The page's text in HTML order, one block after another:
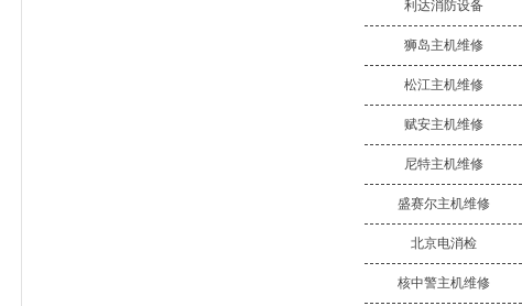
利达消防设备
狮岛主机维修
松江主机维修
赋安主机维修
尼特主机维修
盛赛尔主机维修
北京电消检
核中警主机维修